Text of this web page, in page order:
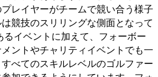
レイヤーがチームで競い合う様子
競技のスリリングな側面となって
イベントに加えて、フォーボー
ントやチャリティイベントでも一
べてのスキルレベルのゴルファー